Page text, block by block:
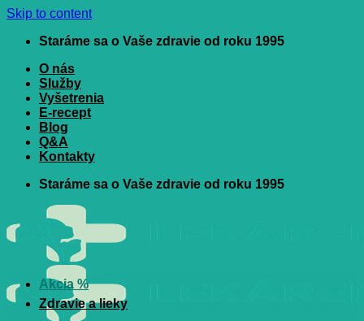
Skip to content
Staráme sa o Vaše zdravie od roku 1995
O nás
Služby
Vyšetrenia
E-recept
Blog
Q&A
Kontakty
Staráme sa o Vaše zdravie od roku 1995
Akcia %
Zdravie a lieky